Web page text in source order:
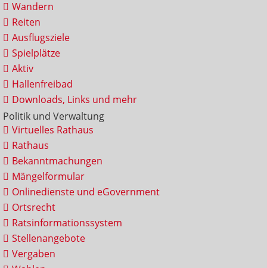
Wandern
Reiten
Ausflugsziele
Spielplätze
Aktiv
Hallenfreibad
Downloads, Links und mehr
Politik und Verwaltung
Virtuelles Rathaus
Rathaus
Bekanntmachungen
Mängelformular
Onlinedienste und eGovernment
Ortsrecht
Ratsinformationssystem
Stellenangebote
Vergaben